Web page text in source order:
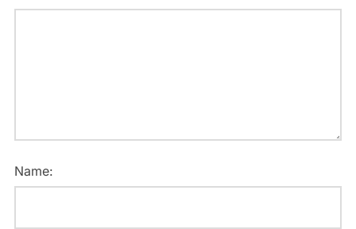
Name: